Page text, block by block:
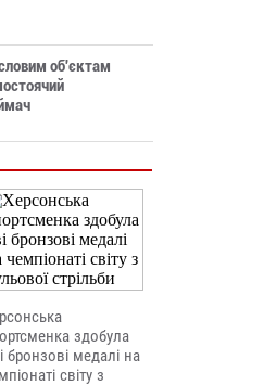
об'єктам
здобула
бронзові медалі на
світу з